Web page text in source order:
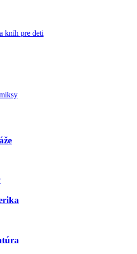
kníh pre deti